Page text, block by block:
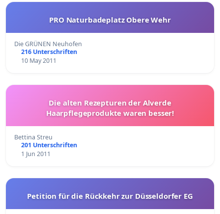
PRO Naturbadeplatz Obere Wehr
Die GRÜNEN Neuhofen
216 Unterschriften
10 May 2011
Die alten Rezepturen der Alverde
Haarpflegeprodukte waren besser!
Bettina Streu
201 Unterschriften
1 Jun 2011
Petition für die Rückkehr zur Düsseldorfer EG